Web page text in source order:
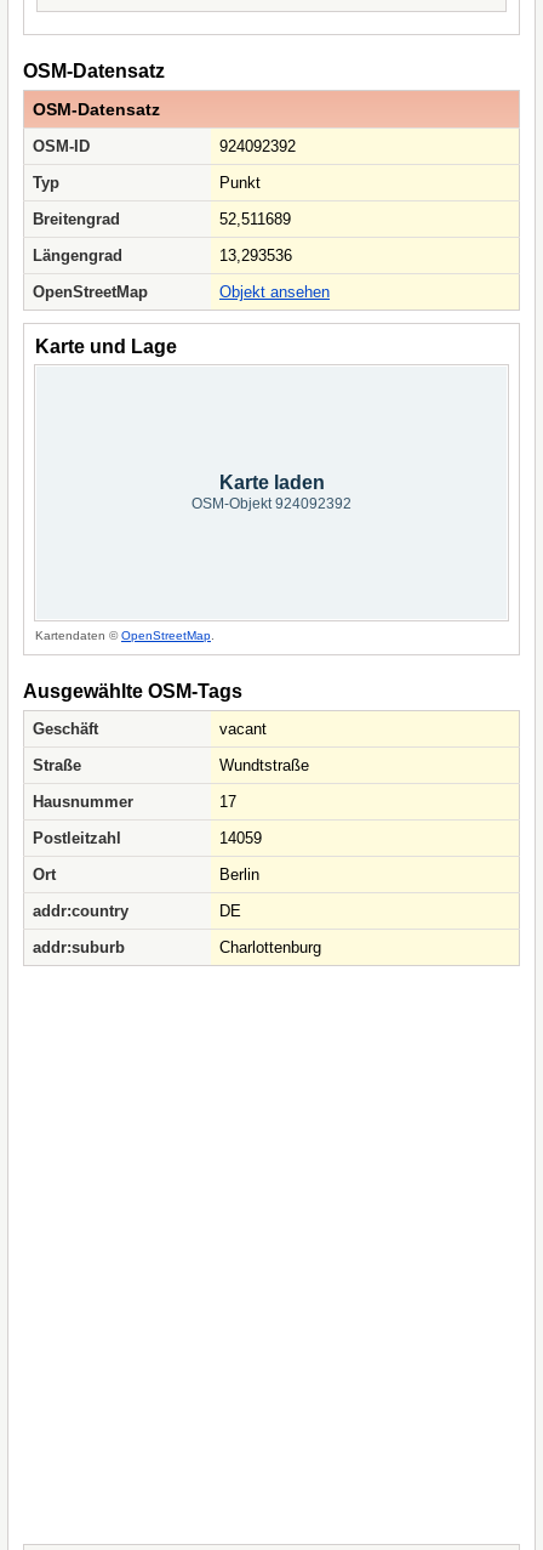
OSM-Datensatz
OSM-Datensatz
OSM-ID
924092392
Typ
Punkt
Breitengrad
52,511689
Längengrad
13,293536
OpenStreetMap
Objekt ansehen
Karte und Lage
Karte laden
OSM-Objekt 924092392
Kartendaten ©OpenStreetMap
Ausgewählte OSM-Tags
Geschäft
vacant
Straße
Wundtstraße
Hausnummer
17
Postleitzahl
14059
Ort
Berlin
addr:country
DE
addr:suburb
Charlottenburg